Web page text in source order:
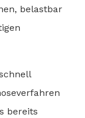
belastbar
bereits